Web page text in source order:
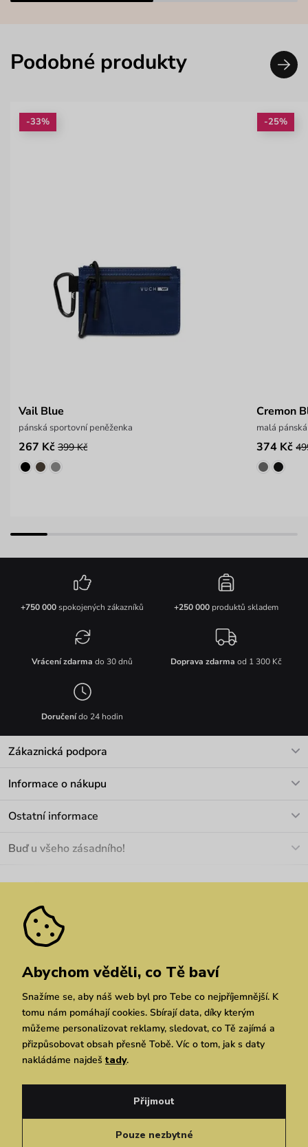
Podobné produkty
-33%
Vail Blue
pánská sportovní peněženka
267 Kč 399 Kč
-25%
Cremon
malá
374 Kč
+750 000spokojených zákazníků +250 000produktů skladem
Vrácení zdarma do 30 dnů Doprava zdarma od 1 300 Kč
Doručenído 24 hodin
Zákaznická podpora
Informace o nákupu
Materiály a údržba
Pozáruční opravy
Ostatní informace
Velkoobchod
We Care
Dárkové poukazy
Vuchlook
Prodejny
Praha Brno Chrudim
Buď u všeho zásadního!
Zásady ochrany osobních údajů
Simplia.cz
Zásady ochrany osobních údajů
Abychom věděli, co Tě baví
Snažíme se, aby náš web byl pro Tebe co nejpříjemnější. K
tomu nám pomáhají cookies. Sbírají data, díky kterým
můžeme personalizovat reklamy, sledovat, co Tě zajímá a
přizpůsobovat obsah přesně Tobě. Víc o tom, jak s daty
nakládáme najdeš tady.
Pouze nezbytné
Přijmout